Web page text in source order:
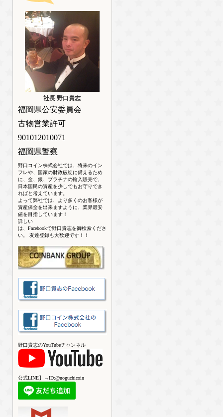
社長 野口貴志
福岡県公安委員会
古物営業許可
901012010071
福岡県警察
野口コイン株式会社では、将来のイン
フレや、国家の財政破綻に備えるため
に、金、銀、プラチナの輸入販売で、
日本国民の資産を少しでもお守りでき
ればと考えています。
よって弊社では、より多くのお客様が
資産保全を出来ますように、業界最安
値を目指しています！
詳しい
は、Facebookで野口貴志を御検索くださ
い。 友達登録も大歓迎です！！
野口貴志のYouTubeチャンネル
公式LINE】→ID:@noguchicoin